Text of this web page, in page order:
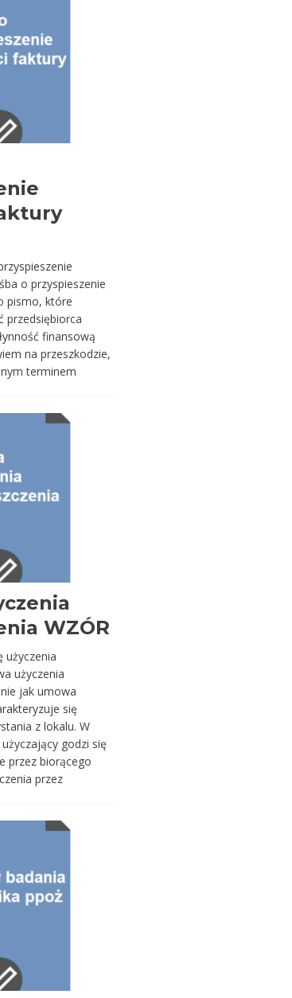
o przyspieszenie
pismo, które
przedsiębiorca
finansową
na przeszkodzie,
terminem
WZÓR
użyczenia
użyczenia
jak umowa
się
z lokalu. W
godzi się
przez biorącego
przez